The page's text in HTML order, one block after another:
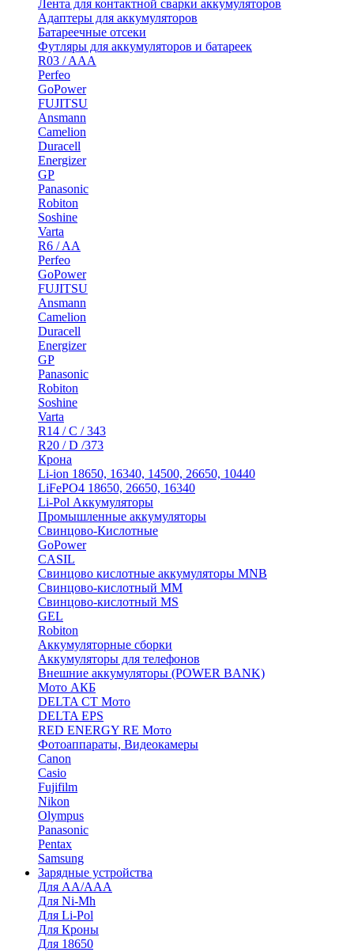
Лента для контактной сварки аккумуляторов
Адаптеры для аккумуляторов
Батареечные отсеки
Футляры для аккумуляторов и батареек
R03 / AAA
Perfeo
GoPower
FUJITSU
Ansmann
Camelion
Duracell
Energizer
GP
Panasonic
Robiton
Soshine
Varta
R6 / AA
Perfeo
GoPower
FUJITSU
Ansmann
Camelion
Duracell
Energizer
GP
Panasonic
Robiton
Soshine
Varta
R14 / C / 343
R20 / D /373
Крона
Li-ion 18650, 16340, 14500, 26650, 10440
LiFePO4 18650, 26650, 16340
Li-Pol Аккумуляторы
Промышленные аккумуляторы
Свинцово-Кислотные
GoPower
CASIL
Свинцово кислотные аккумуляторы MNB
Cвинцово-кислотный MM
Cвинцово-кислотный MS
GEL
Robiton
Аккумуляторные сборки
Аккумуляторы для телефонов
Внешние аккумуляторы (POWER BANK)
Мото АКБ
DELTA CT Мото
DELTA EPS
RED ENERGY RE Мото
Фотоаппараты, Видеокамеры
Canon
Casio
Fujifilm
Nikon
Olympus
Panasonic
Pentax
Samsung
Зарядные устройства
Для AA/AAA
Для Ni-Mh
Для Li-Pol
Для Кроны
Для 18650